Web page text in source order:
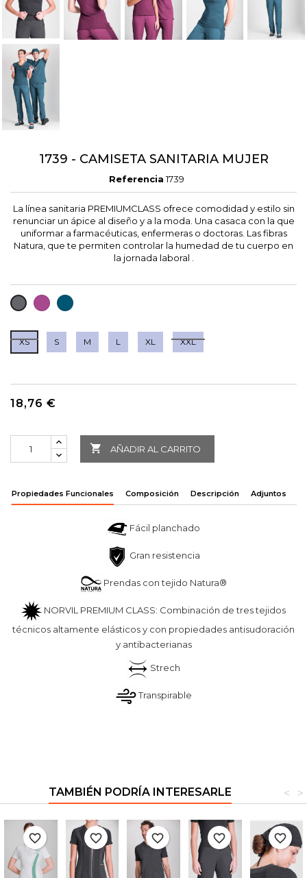
1739 - CAMISETA SANITARIA MUJER
Referencia 1739
La línea sanitaria PREMIUMCLASS ofrece comodidad y estilo sin
renunciar un ápice al diseño y a la moda. Una casaca con la que
uniformar a farmacéuticas, enfermeras o doctoras. Las fibras
Natura, que te permiten controlar la humedad de tu cuerpo en
la jornada laboral .
GRIS
OSCURO
FUCSIAPETROLEO
XS S M L XL XXL
18,76 €
 AÑADIR AL CARRITO
Propiedades Funcionales Composición Descripción Adjuntos
Fácil planchado
Gran resistencia
Prendas con tejido Natura®
NORVIL PREMIUM CLASS: Combinación de tres tejidos
técnicos altamente elásticos y con propiedades antisudoración
y antibacterianas
Strech
Transpirable
TAMBIÉN PODRÍA INTERESARLE >
<
favorite_border favorite_border favorite_border favorite_border favorite_border